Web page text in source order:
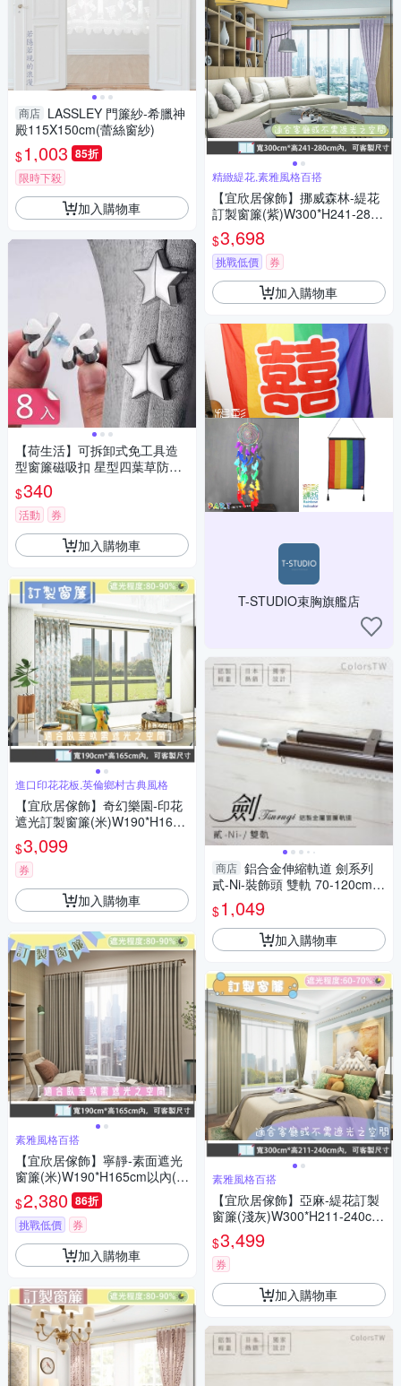
商店 LASSLEY 門簾紗-希臘神
殿115X150cm(蕾絲窗紗)
$1,003 85折
限時下殺
加入購物車
【荷生活】可拆卸式免工具造
型窗簾磁吸扣 星型四葉草防漏
光磁吸式固定器-8入組
$340
活動 券
加入購物車
進口印花花板,英倫鄉村古典風格
【宜欣居傢飾】奇幻樂園-印花
遮光訂製窗簾(米)W190*H165c
m以內(可指定尺寸)*2片/台灣製
$3,099
券
加入購物車
素雅風格百搭
【宜欣居傢飾】寧靜-素面遮光
窗簾(米)W190*H165cm以內(可
指定尺寸)*2片/遮光/摺景/半腰/
窗簾/台灣製MIT
$2,380 86折
挑戰低價 券
加入購物車
精緻緹花,素雅風格百搭
【宜欣居傢飾】挪威森林-緹花
訂製窗簾(紫)W300*H241-280c
m以內*2片/台灣製MIT
$3,698
挑戰低價 券
加入購物車
T-STUDIO束胸旗艦店
商店 鋁合金伸縮軌道 劍系列
貳-Ni-裝飾頭 雙軌 70-120cm
造型窗簾軌道DIY 遮光窗簾專
用軌道
$1,049
加入購物車
素雅風格百搭
【宜欣居傢飾】亞麻-緹花訂製
窗簾(淺灰)W300*H211-240cm
以內*2片/台灣製MIT
$3,499
券
加入購物車